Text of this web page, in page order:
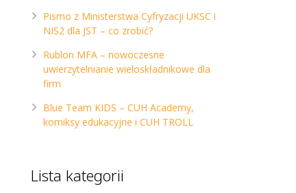
Pismo z Ministerstwa Cyfryzacji UKSC i
NIS2 dla JST – co zrobić?
Rublon MFA – nowoczesne
uwierzytelnianie wieloskładnikowe dla
firm
Blue Team KIDS – CUH Academy,
komiksy edukacyjne i CUH TROLL
Lista kategorii